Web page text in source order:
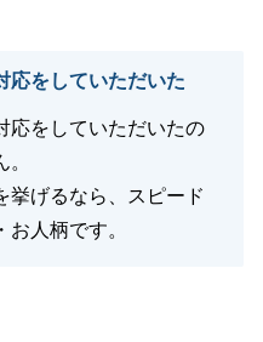
い申し上げます。
応をしていただいた
応をしていただいたの
挙げるなら、スピード
人柄です。